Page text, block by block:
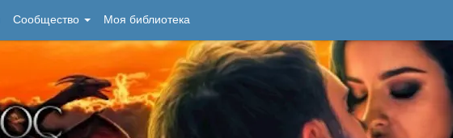
Сообщество Моя библиотека